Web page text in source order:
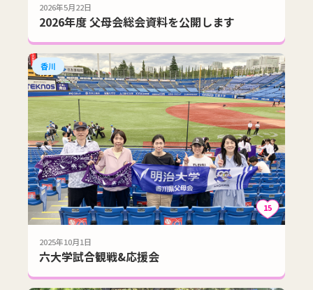
2026年5月22日
2026年度 父母会総会資料を公開します
香川
15
2025年10月1日
六大学試合観戦&応援会